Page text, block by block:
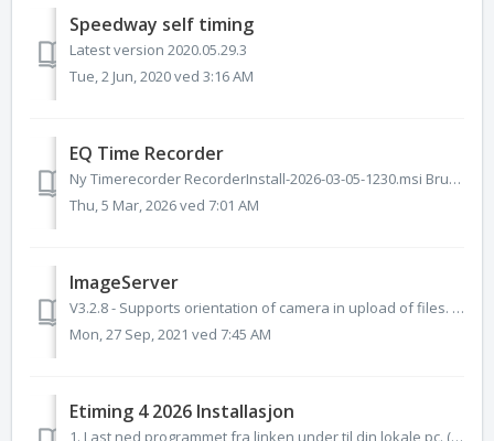
Speedway self timing
Latest version 2020.05.29.3
Tue, 2 Jun, 2020 ved 3:16 AM
EQ Time Recorder
Ny Timerecorder RecorderInstall-2026-03-05-1230.msi Bruksanvisning: Ny versjon av Timerecorder
Thu, 5 Mar, 2026 ved 7:01 AM
ImageServer
V3.2.8 - Supports orientation of camera in upload of files. - Supports date taken from exif data on all locales. V3.2.6 - Works even if we have selec...
Mon, 27 Sep, 2021 ved 7:45 AM
Etiming 4 2026 Installasjon
1. Last ned programmet fra linken under til din lokale pc. (versjon 4.1) https://downloads.eqtiming.com/files/etiming 4.1 installasjon 2. Filen lagr...